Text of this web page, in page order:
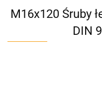
M16x120 Śruby
DIN